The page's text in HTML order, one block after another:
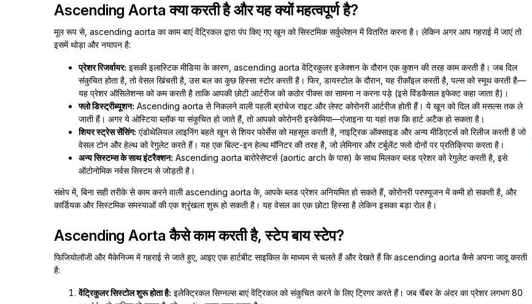
Ascending Aorta क्या करती है और यह क्यों महत्वपूर्ण है?
मूल रूप से, ascending aorta का काम बाएं वेंट्रिकल द्वारा पंप किए गए खून को सिस्टमिक सर्कुलेशन में वितरित करना है। लेकिन अगर आप गहराई में जाएं तो
इसमें थोड़ा और नयापन है:
प्रेशर रिजर्वायर: इसकी इलास्टिक मीडिया के कारण, ascending aorta वेंट्रिकुलर इजेक्शन के दौरान एक कुशन की तरह काम करती है। जब दिल
संकुचित होता है, तो वेसल खिंचती है, उस बल का कुछ हिस्सा स्टोर करती है। फिर, डायस्टोल के दौरान, यह रीकॉइल करती है, पल्स को स्मूथ करती है—
यह प्रेशर ऑसिलेशन्स को कम करती है ताकि आपकी छोटी आर्टरीज को कठोर पीक्स का सामना न करना पड़े (इसे विंडकैसल इफेक्ट कहा जाता है)।
फ्लो डिस्ट्रीब्यूशन: Ascending aorta से निकलने वाली पहली ब्रांचेज राइट और लेफ्ट कोरोनरी आर्टरीज होती हैं। ये खून को दिल की मसल्स तक ले
जाती हैं। अगर ये ओस्टिया ब्लॉक या संकुचित हो जाते हैं, तो आपको कोरोनरी इस्केमिया—एंजाइना या यहां तक कि हार्ट अटैक हो सकता है।
शियर स्ट्रेस सेंसिंग: एंडोथेलियल लाइनिंग बहते खून से शियर फोर्सेस को महसूस करती है, नाइट्रिक ऑक्साइड और अन्य मीडिएटर्स को रिलीज करती है जो
वेसल टोन और हेल्थ को रेगुलेट करते हैं। यह एक बिल्ट-इन हेल्थ मॉनिटर की तरह है, जो लेमिनार और टर्बुलेंट फ्लो दोनों पर प्रतिक्रिया करता है।
अन्य सिस्टम्स के साथ इंटरैक्शन: Ascending aorta बारोरेसेप्टर्स (aortic arch के पास) के साथ मिलकर ब्लड प्रेशर को रेगुलेट करती है, इसे
ऑटोनोमिक नर्वस सिस्टम से जोड़ती है।
संक्षेप में, बिना सही तरीके से काम करने वाली ascending aorta के, आपके ब्लड प्रेशर अनियमित हो सकते हैं, कोरोनरी परफ्यूजन में कमी हो सकती है, और
कार्डियक और सिस्टमिक समस्याओं की एक श्रृंखला शुरू हो सकती है। यह वेसल का एक छोटा हिस्सा है लेकिन इसका बड़ा रोल है।
Ascending Aorta कैसे काम करती है, स्टेप बाय स्टेप?
फिजियोलॉजी और मैकेनिज्म में गहराई से जाते हुए, आइए एक हार्टबीट साइकिल के माध्यम से चलते हैं और देखते हैं कि ascending aorta कैसे अपना जादू करती
है:
वेंट्रिकुलर सिस्टोल शुरू होता है: इलेक्ट्रिकल सिग्नल्स बाएं वेंट्रिकल को संकुचित करने के लिए ट्रिगर करते हैं। जब चैंबर के अंदर का प्रेशर लगभग 80